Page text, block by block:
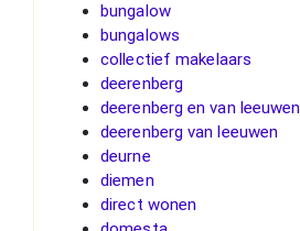
bungalow
bungalows
collectief makelaars
deerenberg
deerenberg en van leeuwen
deerenberg van leeuwen
deurne
diemen
direct wonen